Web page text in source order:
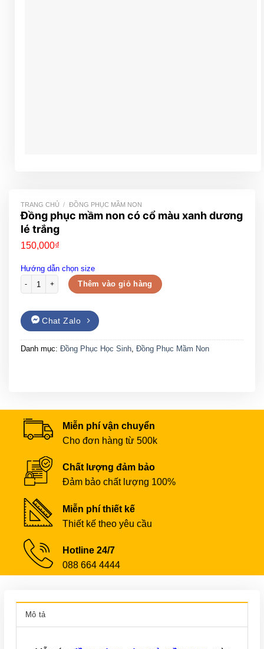
TRANG CHỦ / ĐỒNG PHỤC MẦM NON
Đồng phục mầm non có cổ màu xanh dương
lé trắng
150,000₫
Hướng dẫn chọn size
Đồng phục mầm non có cổ màu xanh dương lé trắng số lượng
Thêm vào giỏ hàng
Chat Zalo
Danh mục: Đồng Phục Học Sinh, Đồng Phục Mầm Non
Miễn phí vận chuyển
Cho đơn hàng từ 500k
Chất lượng đảm bảo
Đảm bảo chất lượng 100%
Miễn phí thiết kế
Thiết kế theo yêu cầu
Hotline 24/7
088 664 4444
Mô tả